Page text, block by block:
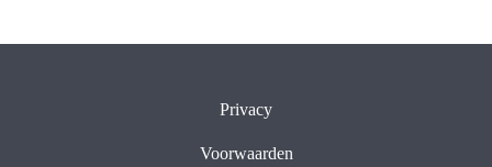
Privacy
Voorwaarden